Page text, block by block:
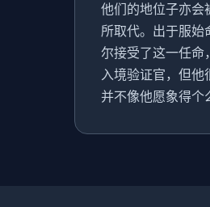
他们的地位子亦会
所取代。出于服始
尔接受了这一任命
入境验证官，但他
并不像他愿象得